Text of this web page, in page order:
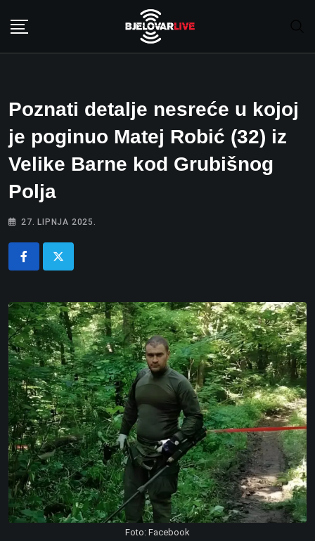
Poznati detalje nesreće u kojoj
je poginuo Matej Robić (32) iz
Velike Barne kod Grubišnog
Polja
27. LIPNJA 2025.
Foto: Facebook